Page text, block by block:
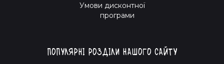
Умови дисконтної
програми
Популярні розділи нашого сайту